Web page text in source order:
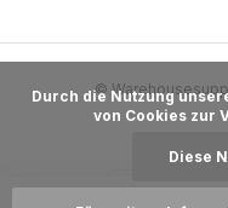
©
von Cookies zur
Diese